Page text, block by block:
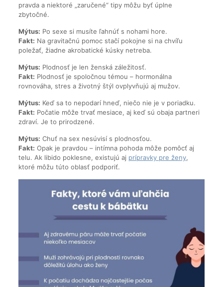
pravda a niektoré „zaručené“ tipy môžu byť úplne
zbytočné.
Mýtus: Po sexe si musíte ľahnúť s nohami hore.
Fakt: Na gravitačnú pomoc stačí pokojne si na chvíľu
poležať, žiadne akrobatické kúsky netreba.
Mýtus: Plodnosť je len ženská záležitosť.
Fakt: Plodnosť je spoločnou témou – hormonálna
rovnováha, stres a životný štýl ovplyvňujú aj mužov.
Mýtus: Keď sa to nepodarí hneď, niečo nie je v poriadku.
Fakt: Počatie môže trvať mesiace, aj keď sú obaja partneri
zdraví. Je to prirodzené.
Mýtus: Chuť na sex nesúvisí s plodnosťou.
Fakt: Opak je pravdou – intímna pohoda môže pomôcť aj
telu. Ak libido poklesne, existujú aj prípravky pre ženy,
ktoré môžu túto oblasť podporiť.